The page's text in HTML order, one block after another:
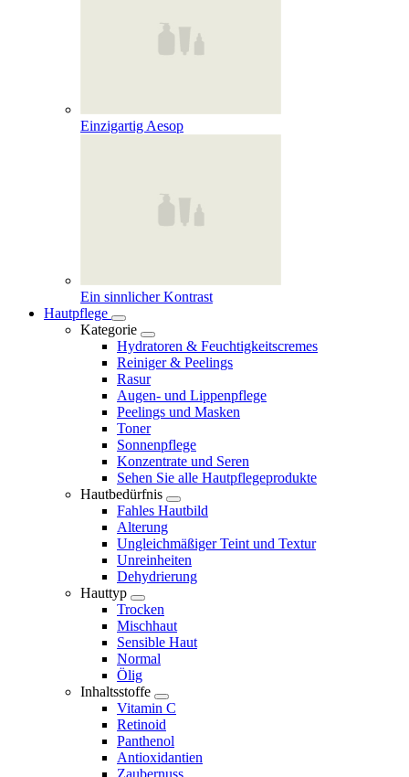
Einzigartig Aesop
Ein sinnlicher Kontrast
Hautpflege
Kategorie
Hydratoren & Feuchtigkeitscremes
Reiniger & Peelings
Rasur
Augen- und Lippenpflege
Peelings und Masken
Toner
Sonnenpflege
Konzentrate und Seren
Sehen Sie alle Hautpflegeprodukte
Hautbedürfnis
Fahles Hautbild
Alterung
Ungleichmäßiger Teint und Textur
Unreinheiten
Dehydrierung
Hauttyp
Trocken
Mischhaut
Sensible Haut
Normal
Ölig
Inhaltsstoffe
Vitamin C
Retinoid
Panthenol
Antioxidantien
Zaubernuss